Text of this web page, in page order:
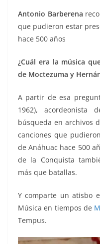
o
k
Antonio Barberena
que pudieron estar
hace 500 años
¿Cuál era la música
de Moctezuma y
A partir de esa
1962), acordeonista
búsqueda en archivos
canciones que
de Anáhuac hace 500
de la Conquista
más que batallas.
Y comparte un atisbo
Música en tiempos de
Tempus.